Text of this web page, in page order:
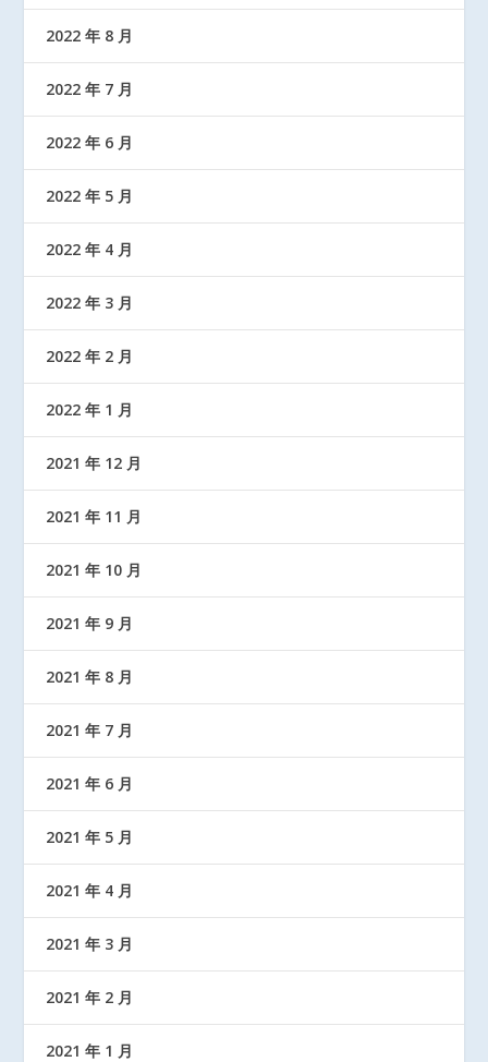
2022 年 8 月
2022 年 7 月
2022 年 6 月
2022 年 5 月
2022 年 4 月
2022 年 3 月
2022 年 2 月
2022 年 1 月
2021 年 12 月
2021 年 11 月
2021 年 10 月
2021 年 9 月
2021 年 8 月
2021 年 7 月
2021 年 6 月
2021 年 5 月
2021 年 4 月
2021 年 3 月
2021 年 2 月
2021 年 1 月